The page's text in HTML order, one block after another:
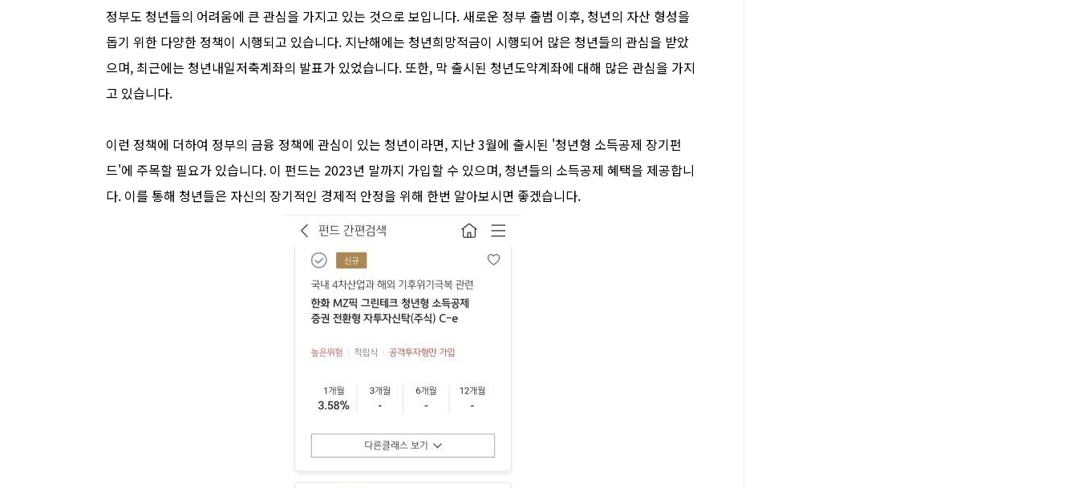
정부도 청년들의 어려움에 큰 관심을 가지고 있는 것으로 보입니다. 새로운 정부 출범 이후, 청년의 자산 형성을
돕기 위한 다양한 정책이 시행되고 있습니다. 지난해에는 청년희망적금이 시행되어 많은 청년들의 관심을 받았
으며, 최근에는 청년내일저축계좌의 발표가 있었습니다. 또한, 막 출시된 청년도약계좌에 대해 많은 관심을 가지
고 있습니다.
이런 정책에 더하여 정부의 금융 정책에 관심이 있는 청년이라면, 지난 3월에 출시된 '청년형 소득공제 장기펀
드'에 주목할 필요가 있습니다. 이 펀드는 2023년 말까지 가입할 수 있으며, 청년들의 소득공제 혜택을 제공합니
다. 이를 통해 청년들은 자신의 장기적인 경제적 안정을 위해 한번 알아보시면 좋겠습니다.